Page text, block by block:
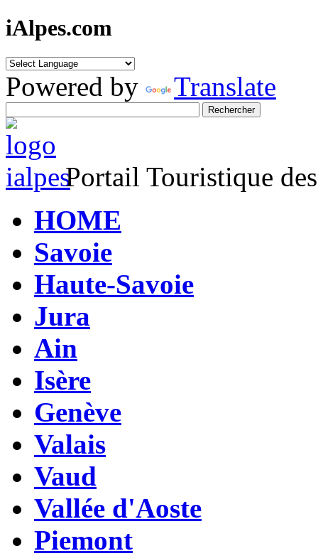
iAlpes.com
Powered by Translate
Portail Touristique
HOME
Savoie
Haute-Savoie
Jura
Ain
Isère
Genève
Valais
Vaud
Vallée d'Aoste
Piemont